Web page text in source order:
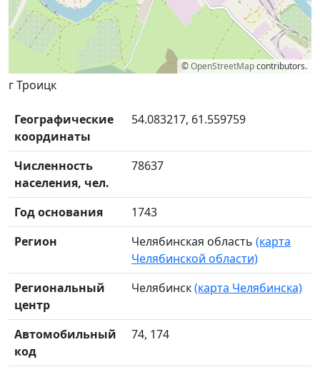
©OpenStreetMapcontributors.
г Троицк
Географические
координаты
54.083217, 61.559759
Численность
населения, чел.
78637
Год основания
1743
Регион
Челябинская область (карта
Челябинской области)
Региональный
центр
Челябинск(карта Челябинска)
Автомобильный
код
74, 174